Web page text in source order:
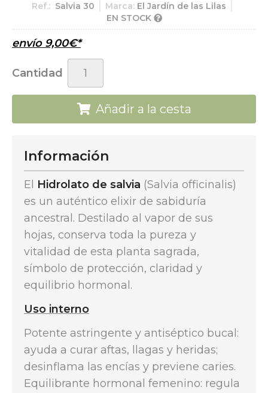
Ref.: Salvia 30 Marca: El Jardín de las Lilas
EN STOCK
envío 9,00€*
Cantidad
Añadir a la cesta
Información
El Hidrolato de salvia (Salvia officinalis)
es un auténtico elixir de sabiduría
ancestral. Destilado al vapor de sus
hojas, conserva toda la pureza y
vitalidad de esta planta sagrada,
símbolo de protección, claridad y
equilibrio hormonal.
Uso interno
Potente astringente y antiséptico bucal:
ayuda a curar aftas, llagas y heridas;
desinflama las encías y previene caries.
Equilibrante hormonal femenino: regula